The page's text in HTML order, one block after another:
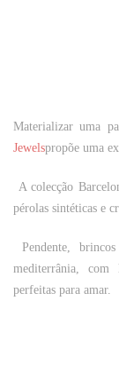
Materializar uma
Jewelspropõe uma
A colecção
pérolas sintéticas e
Pendente,
mediterrânia, com
perfeitas para amar.